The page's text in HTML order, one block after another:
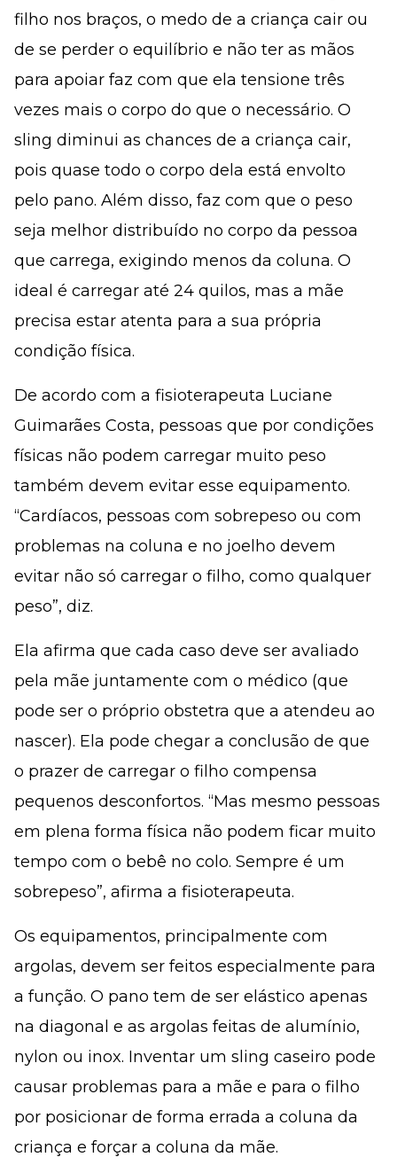
filho nos braços, o medo de a criança cair ou
de se perder o equilíbrio e não ter as mãos
para apoiar faz com que ela tensione três
vezes mais o corpo do que o necessário. O
sling diminui as chances de a criança cair,
pois quase todo o corpo dela está envolto
pelo pano. Além disso, faz com que o peso
seja melhor distribuído no corpo da pessoa
que carrega, exigindo menos da coluna. O
ideal é carregar até 24 quilos, mas a mãe
precisa estar atenta para a sua própria
condição física.
De acordo com a fisioterapeuta Luciane
Guimarães Costa, pessoas que por condições
físicas não podem carregar muito peso
também devem evitar esse equipamento.
“Cardíacos, pessoas com sobrepeso ou com
problemas na coluna e no joelho devem
evitar não só carregar o filho, como qualquer
peso”, diz.
Ela afirma que cada caso deve ser avaliado
pela mãe juntamente com o médico (que
pode ser o próprio obstetra que a atendeu ao
nascer). Ela pode chegar a conclusão de que
o prazer de carregar o filho compensa
pequenos desconfortos. “Mas mesmo pessoas
em plena forma física não podem ficar muito
tempo com o bebê no colo. Sempre é um
sobrepeso”, afirma a fisioterapeuta.
Os equipamentos, principalmente com
argolas, devem ser feitos especialmente para
a função. O pano tem de ser elástico apenas
na diagonal e as argolas feitas de alumínio,
nylon ou inox. Inventar um sling caseiro pode
causar problemas para a mãe e para o filho
por posicionar de forma errada a coluna da
criança e forçar a coluna da mãe.